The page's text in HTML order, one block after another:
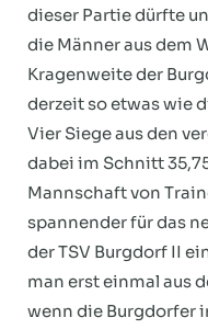
dieser Partie dürfte
die Männer aus dem
Kragenweite der
derzeit so etwas wie
Vier Siege aus den
dabei im Schnitt
Mannschaft von
spannender für das
der TSV Burgdorf II
man erst einmal aus
wenn die Burgdorfer